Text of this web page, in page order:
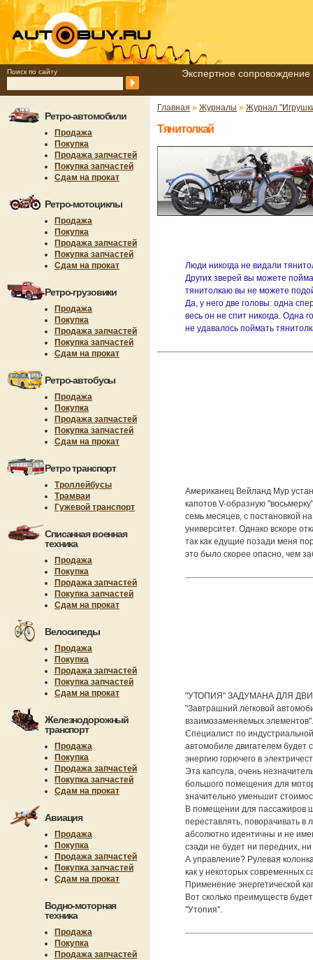
Поиск по сайту Экспертное
Ретро-автомобили
Продажа
Покупка
Продажа запчастей
Покупка запчастей
Сдам на прокат
Ретро-мотоциклы
Продажа
Покупка
Продажа запчастей
Покупка запчастей
Сдам на прокат
Ретро-грузовики
Продажа
Покупка
Продажа запчастей
Покупка запчастей
Сдам на прокат
Ретро-автобусы
Продажа
Покупка
Продажа запчастей
Покупка запчастей
Сдам на прокат
Ретро транспорт
Троллейбусы
Трамваи
Гужевой транспорт
Списанная военная
техника
Продажа
Покупка
Продажа запчастей
Покупка запчастей
Сдам на прокат
Велосипеды
Продажа
Покупка
Продажа запчастей
Покупка запчастей
Сдам на прокат
Железнодорожный
транспорт
Продажа
Покупка
Продажа запчастей
Покупка запчастей
Сдам на прокат
Авиация
Продажа
Покупка
Продажа запчастей
Покупка запчастей
Сдам на прокат
Водно-моторная
техника
Продажа
Покупка
Продажа запчастей
Главная » Журналы » Журнал
Тянитолкай
Люди никогда не видали
Других зверей вы можете
тянитолкаю вы не можете
Да, у него две головы: одна
весь он не спит никогда. Одна
не удавалось поймать
Американец Вейланд Мур
капотов V-образную
семь месяцев, с постановкой
университет. Однако вскоре
так как едущие позади меня
это было скорее опасно, чем
"УТОПИЯ" ЗАДУМАНА ДЛЯ
"Завтрашний легковой
взаимозаменяемых элементов".
Специалист по
автомобиле двигателем будет
энергию горючего в
Эта капсула, очень
большого помещения для
значительно уменьшит
В помещении для пассажиров
переставлять, поворачивать в
абсолютно идентичны и не
сзади не будет ни передних,
А управление? Рулевая
как у некоторых современных
Применение энергетической
Вот сколько преимуществ
"Утопия".